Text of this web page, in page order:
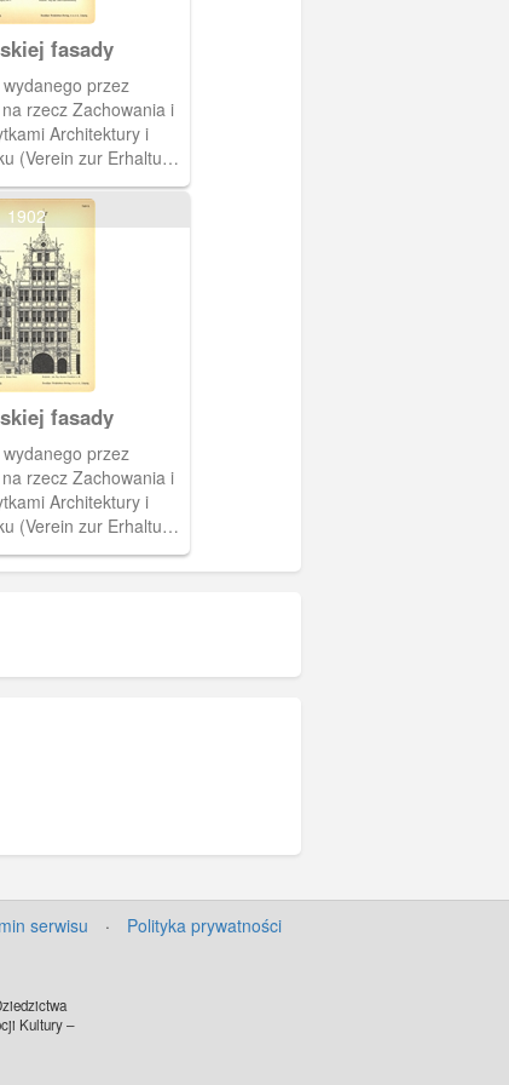
fasady
przez
rzecz Zachowania i
Architektury i
(Verein zur Erhaltung
und
in Danzig). Katalog
gdańskich fasad
w 1902 r.
1902
fasady
przez
rzecz Zachowania i
Architektury i
(Verein zur Erhaltung
und
Danzig). Katalog
serwisu · Polityka prywatności
Kultury –